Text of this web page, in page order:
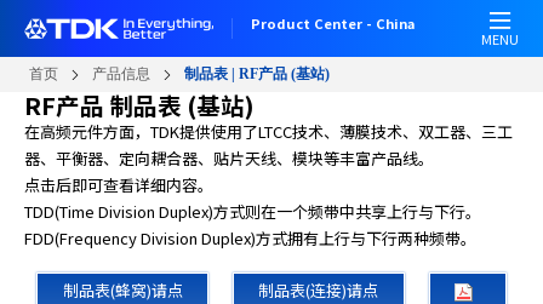
Product Center - China
MENU
首页 产品信息 制品表 | RF产品 (基站)
RF产品 制品表 (基站)
在高频元件方面，TDK提供使用了LTCC技术、薄膜技术、双工器、三工
器、平衡器、定向耦合器、贴片天线、模块等丰富产品线。
点击后即可查看详细内容。
TDD(Time Division Duplex)方式则在一个频带中共享上行与下行。
FDD(Frequency Division Duplex)方式拥有上行与下行两种频带。
制品表(蜂窝)请点
制品表(连接)请点